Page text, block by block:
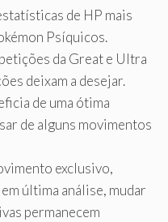
de HP mais
Psíquicos.
da Great e Ultra
deixam a desejar.
de uma ótima
de alguns movimentos
exclusivo,
última análise, mudar
permanecem